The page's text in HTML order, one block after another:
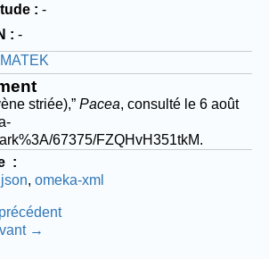
-
-
striée),” Pacea, consulté le 6 août
67375/FZQHvH351tkM.
json omeka-xml
→